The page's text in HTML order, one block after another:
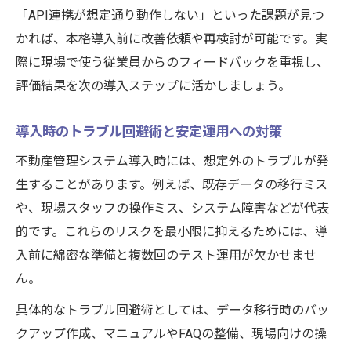
「API連携が想定通り動作しない」といった課題が見つ
かれば、本格導入前に改善依頼や再検討が可能です。実
際に現場で使う従業員からのフィードバックを重視し、
評価結果を次の導入ステップに活かしましょう。
導入時のトラブル回避術と安定運用への対策
不動産管理システム導入時には、想定外のトラブルが発
生することがあります。例えば、既存データの移行ミス
や、現場スタッフの操作ミス、システム障害などが代表
的です。これらのリスクを最小限に抑えるためには、導
入前に綿密な準備と複数回のテスト運用が欠かせませ
ん。
具体的なトラブル回避術としては、データ移行時のバッ
クアップ作成、マニュアルやFAQの整備、現場向けの操